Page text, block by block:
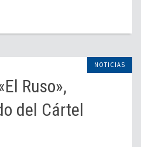
NOTICIAS
Ruso»,
del Cártel